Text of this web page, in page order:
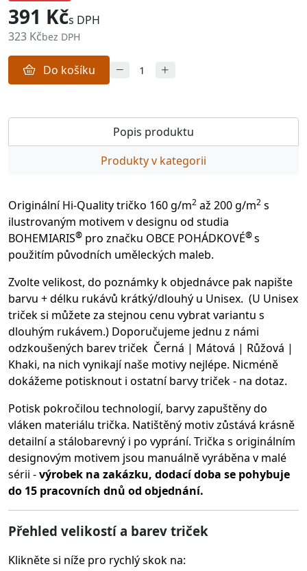
391 Kčs DPH
323 Kčbez DPH
Do košíku
Popis produktu
Produkty v kategorii
Originální Hi-Quality tričko 160 g/m2 až 200 g/m2 s
ilustrovaným motivem v designu od studia
BOHEMIARIS® pro značku OBCE POHÁDKOVÉ®s
použitím původních uměleckých maleb.
Zvolte velikost, do poznámky k objednávce pak napište
barvu + délku rukávů krátký/dlouhý u Unisex. (U Unisex
triček si můžete za stejnou cenu vybrat variantu s
dlouhým rukávem.) Doporučujeme jednu z námi
odzkoušených barev triček Černá | Mátová | Růžová |
Khaki, na nich vynikají naše motivy nejlépe. Nicméně
dokážeme potisknout i ostatní barvy triček - na dotaz.
Potisk pokročilou technologií, barvy zapuštěny do
vláken materiálu trička. Natištěný motiv zůstává krásně
detailní a stálobarevný i po vyprání. Trička s originálním
designovým motivem jsou manuálně vyráběna v malé
sérii -výrobek na zakázku, dodací doba se pohybuje
do 15 pracovních dnů od objednání.
Přehled velikostí a barev triček
Klikněte si níže pro rychlý skok na: